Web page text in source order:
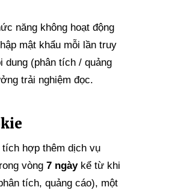
năng không hoạt động
mật khẩu mỗi lần truy
(phân tích / quảng
trải nghiệm đọc.
tích hợp thêm dịch vụ
vòng 7 ngàykể từ khi
tích, quảng cáo), một